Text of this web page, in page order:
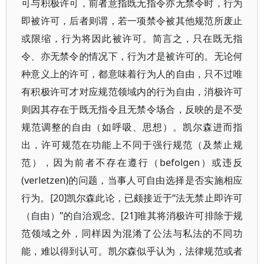
可与积极许可，前者意指既无指令亦无禁令时，行为
即被许可，后者则谓，若一项禁令被其他规范所废止
或限缩，行为将因此被许可。简言之，只在既无指
令、亦无禁令的情况下，行为才是被许可的。无论何
种意义上的许可，都意味着行为人的自由，只不过唯
有积极许可才对应规范领域内的行为自由，消极许可
则因其存在于既无指令且无禁令场合，反映的是不受
规范调整的自由（如呼吸、思想）。凯尔森进而指
出，许可规范在功能上不同于强行规范（及禁止规
范），因为前者不存在遵行（befolgen）或违反
(verletzen)的问题，当事人可自由选择是否实施相应
行为。[20]凯尔森此论，已颇接近于“法无禁止即许可
（自由）”的自治观念。[21]唯其将消极许可排除于规
范领域之外，同样因为混淆了公法与私法的不同功
能，难以得到认可。凯尔森似乎认为，法律规范或者